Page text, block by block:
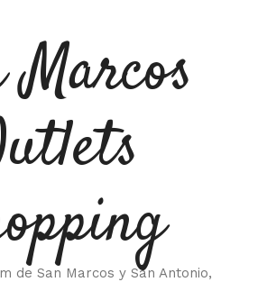
Marcos
de San Marcos y San Antonio,